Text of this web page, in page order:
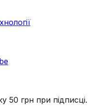
50 грн при підписці.